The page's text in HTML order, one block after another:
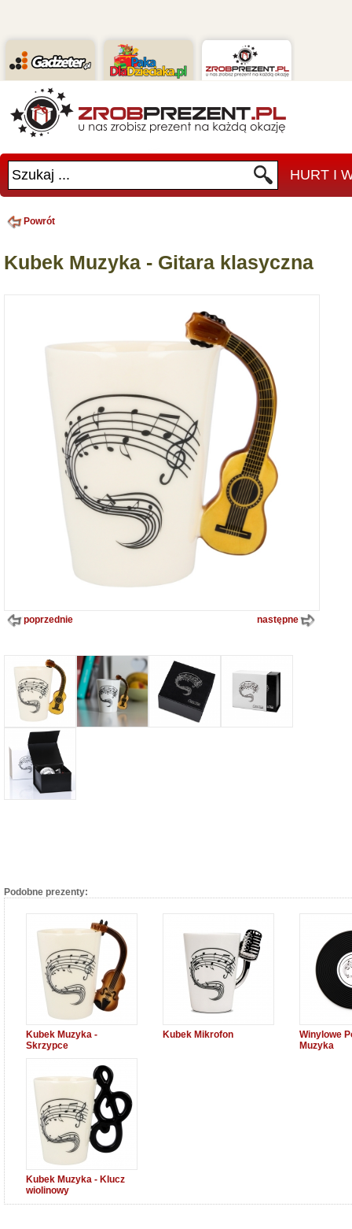
Szukaj ... HURT I
Powrót
Kubek Muzyka - Gitara klasyczna
poprzednie następne
Podobne prezenty:
Kubek Muzyka -
Skrzypce
Kubek Mikrofon
Winylowe
Muzyka
Kubek Muzyka - Klucz
wiolinowy